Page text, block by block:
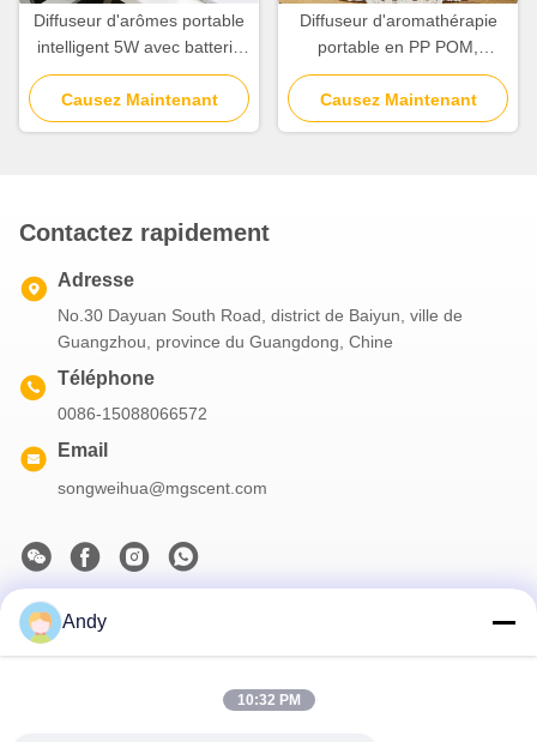
Diffuseur d'arômes portable
intelligent 5W avec batterie
2000mAh et atomisation à
deux fluides
Causez Maintenant
Diffuseur d'aromathérapie
portable en PP POM,
couverture de 10-30m2 avec
deux atomisations de fluide
Causez Maintenant
Contactez rapidement
Adresse
No.30 Dayuan South Road, district de Baiyun, ville de
Guangzhou, province du Guangdong, Chine
Téléphone
0086-15088066572
Email
songweihua@mgscent.com
Notre newsletter
Andy
10:32 PM